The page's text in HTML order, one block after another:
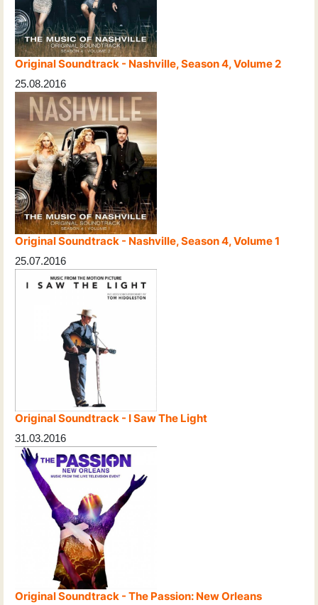
Original Soundtrack - Nashville, Season 4, Volume 2
25.08.2016
Original Soundtrack - Nashville, Season 4, Volume 1
25.07.2016
Original Soundtrack - I Saw The Light
31.03.2016
Original Soundtrack - The Passion: New Orleans